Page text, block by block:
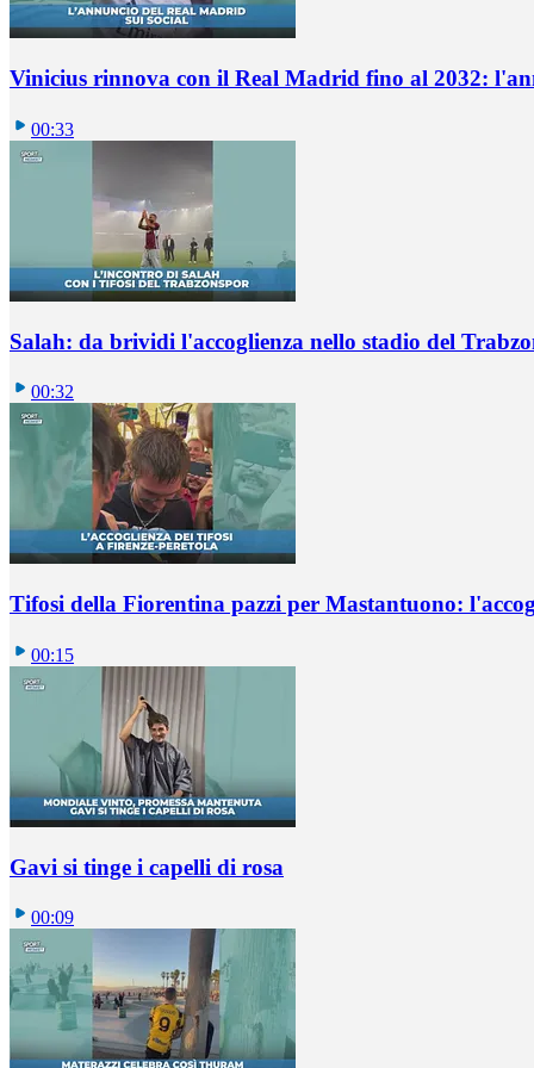
Vinicius rinnova con il Real Madrid fino al 2032:
00:33
Salah: da brividi l'accoglienza nello stadio del
00:32
Tifosi della Fiorentina pazzi per Mastantuono:
00:15
Gavi si tinge i capelli di rosa
00:09